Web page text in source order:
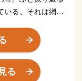
いる。それは網走
岬。世界三大漁場
恵みをもたらして
恵みも負けていな
になびき、豊穣の
る